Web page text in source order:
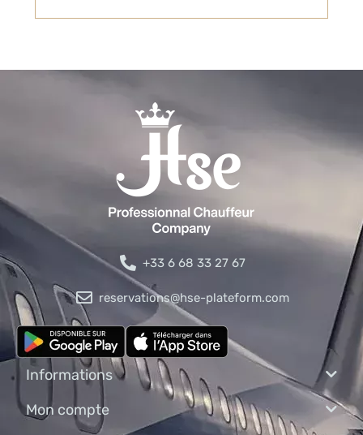
+33 6 68 33 27 67
reservations@hse-plateform.com
Informations
Mon compte